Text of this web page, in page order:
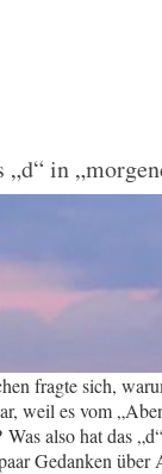
„d“ in
fragte sich,
weil es vom
also hat das
Gedanken